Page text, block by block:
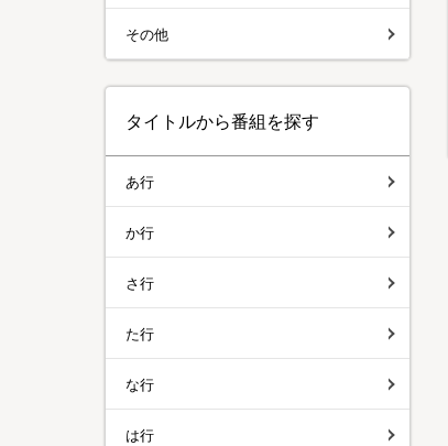
その他
タイトルから番組を探す
あ行
か行
さ行
た行
な行
は行